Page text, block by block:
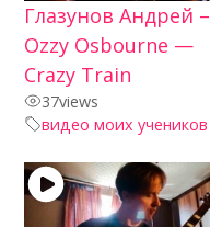
Глазунов Андрей –
Ozzy Osbourne —
Crazy Train
37views
видео моих учеников